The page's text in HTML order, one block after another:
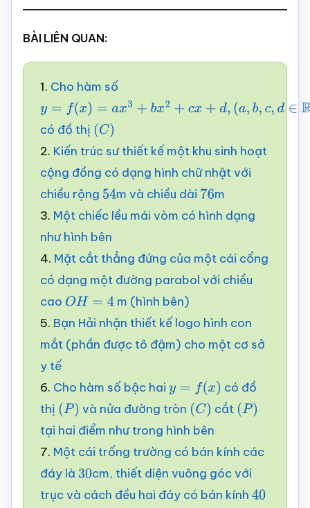
BÀI LIÊN QUAN:
1. Cho hàm số
y=f( x)=a x3 +bx2 +c x+d ,
(a, b,c ,d∈R,a
có đồ thị (C)
2. Kiến trúc sư thiết kế một khu sinh hoạt
cộng đồng có dạng hình chữ nhật với
chiều rộng 54m và chiều dài 76m
3. Một chiếc lều mái vòm có hình dạng
như hình bên
4. Mặt cắt thẳng đứng của một cái cổng
có dạng một đường parabol với chiều
cao OH= 4
m (hình bên)
5. Bạn Hải nhận thiết kế logo hình con
mắt (phần được tô đậm) cho một cơ sở
y tế
6. Cho hàm số bậc hai y =f( x)
có đồ
thị (P) và nửa đường tròn (C) cắt (P)
tại hai điểm như trong hình bên
7. Một cái trống trường có bán kính các
đáy là 30cm, thiết diện vuông góc với
trục và cách đều hai đáy có bán kính 40